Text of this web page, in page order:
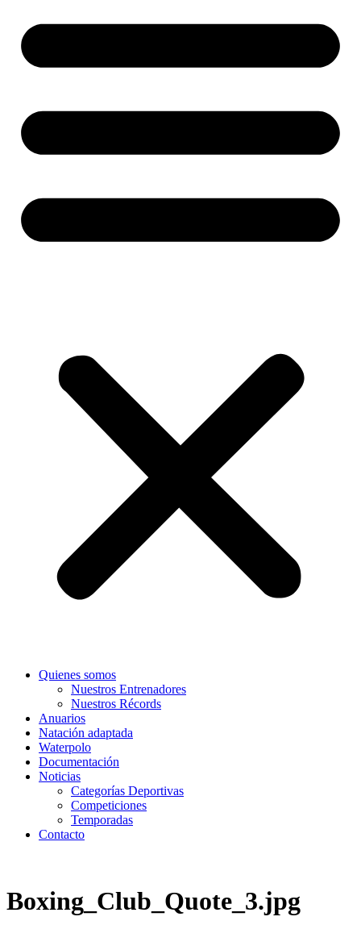
Quienes somos
Nuestros Entrenadores
Nuestros Récords
Anuarios
Natación adaptada
Waterpolo
Documentación
Noticias
Categorías Deportivas
Competiciones
Temporadas
Contacto
Boxing_Club_Quote_3.jpg